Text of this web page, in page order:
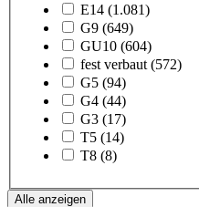
E14 (1.081)
G9 (649)
GU10 (604)
fest verbaut (572)
G5 (94)
G4 (44)
G3 (17)
T5 (14)
T8 (8)
Alle anzeigen